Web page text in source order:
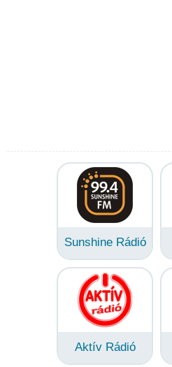
Sunshine Rádió
Aktív Rádió